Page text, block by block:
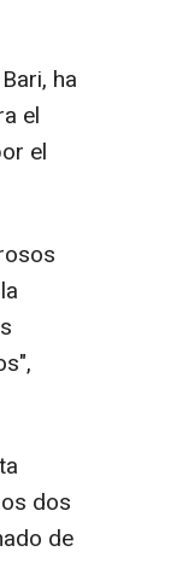
ha
el
el
dos
de